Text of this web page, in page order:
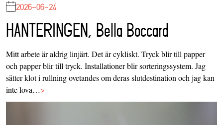
2026-06-24
HANTERINGEN, Bella Boccard
Mitt arbete är aldrig linjärt. Det är cykliskt. Tryck blir till papper
och papper blir till tryck. Installationer blir sorteringssystem. Jag
sätter klot i rullning ovetandes om deras slutdestination och jag kan
inte lova…>